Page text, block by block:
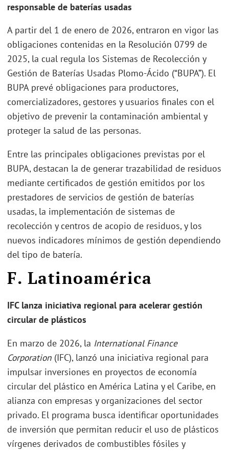
responsable de baterías usadas
A partir del 1 de enero de 2026, entraron en vigor las
obligaciones contenidas en la Resolución 0799 de
2025, la cual regula los Sistemas de Recolección y
Gestión de Baterías Usadas Plomo-Ácido (“BUPA”). El
BUPA prevé obligaciones para productores,
comercializadores, gestores y usuarios finales con el
objetivo de prevenir la contaminación ambiental y
proteger la salud de las personas.
Entre las principales obligaciones previstas por el
BUPA, destacan la de generar trazabilidad de residuos
mediante certificados de gestión emitidos por los
prestadores de servicios de gestión de baterías
usadas, la implementación de sistemas de
recolección y centros de acopio de residuos, y los
nuevos indicadores mínimos de gestión dependiendo
del tipo de batería.
F. Latinoamérica
IFC lanza iniciativa regional para acelerar gestión
circular de plásticos
En marzo de 2026, la International Finance
Corporation (IFC), lanzó una iniciativa regional para
impulsar inversiones en proyectos de economía
circular del plástico en América Latina y el Caribe, en
alianza con empresas y organizaciones del sector
privado. El programa busca identificar oportunidades
de inversión que permitan reducir el uso de plásticos
vírgenes derivados de combustibles fósiles y